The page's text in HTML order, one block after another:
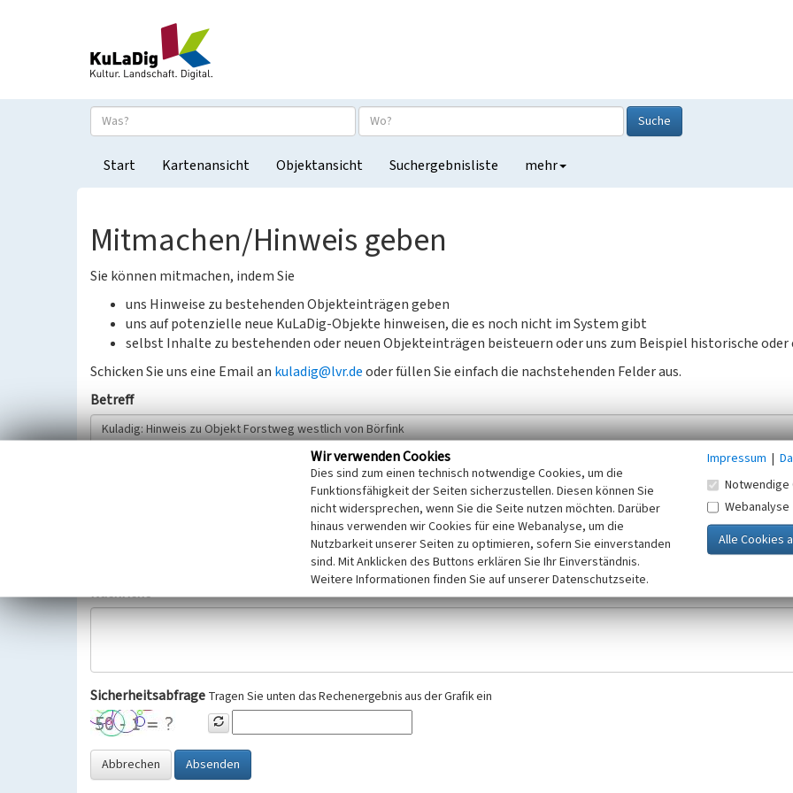
Suche
Start Kartenansicht Objektansicht Suchergebnisliste mehr
Mitmachen/Hinweis geben
Sie können mitmachen, indem Sie
uns Hinweise zu bestehenden Objekteinträgen geben
uns auf potenzielle neue KuLaDig-Objekte hinweisen, die es noch nicht im System gibt
selbst Inhalte zu bestehenden oder neuen Objekteinträgen beisteuern oder uns zum Beispiel historische oder
Schicken Sie uns eine Email an kuladig@lvr.deoder füllen Sie einfach die nachstehenden Felder aus.
Betreff
Wir bitten Sie um freiwillige Angabe Ihres Namens und Ihrer E-Mail-Adresse. Ihre Angaben werden ausschließlich im Rahmen der KuLaDig-
Selbstverständlich werden diese entsprechend der Vorschriften des Telemediengesetzes, des Datenschutzgesetzes NRW und der seit
Datenschutzgrundverordnung (EU-DSGVO) vertraulich behandelt, beachten Sie bitte unsere Hinweise zumDatenschutz
Nachricht
Sicherheitsabfrage Tragen Sie unten das Rechenergebnis aus der Grafik ein
Abbrechen Absenden
Wir verwenden Cookies
Dies sind zum einen technisch notwendige Cookies, um die
Funktionsfähigkeit der Seiten sicherzustellen. Diesen können Sie
nicht widersprechen, wenn Sie die Seite nutzen möchten. Darüber
hinaus verwenden wir Cookies für eine Webanalyse, um die
Nutzbarkeit unserer Seiten zu optimieren, sofern Sie einverstanden
sind. Mit Anklicken des Buttons erklären Sie Ihr Einverständnis.
Weitere Informationen finden Sie auf unserer Datenschutzseite.
Impressum |
Notwendige
Webanalyse